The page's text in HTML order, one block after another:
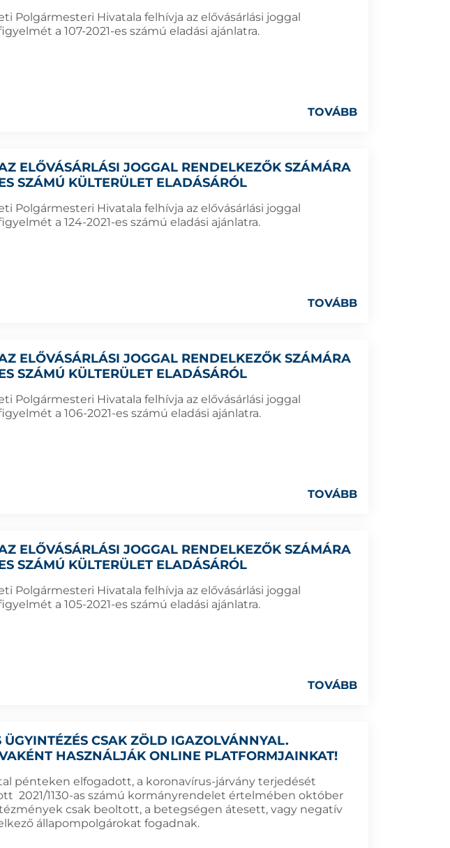
Polgármesteri Hivatala felhívja az elővásárlási joggal
a 107-2021-es számú eladási ajánlatra.
TOVÁBB
ELŐVÁSÁRLÁSI JOGGAL RENDELKEZŐK SZÁMÁRA
SZÁMÚ KÜLTERÜLET ELADÁSÁRÓL
Polgármesteri Hivatala felhívja az elővásárlási joggal
a 124-2021-es számú eladási ajánlatra.
TOVÁBB
ELŐVÁSÁRLÁSI JOGGAL RENDELKEZŐK SZÁMÁRA
SZÁMÚ KÜLTERÜLET ELADÁSÁRÓL
Polgármesteri Hivatala felhívja az elővásárlási joggal
a 106-2021-es számú eladási ajánlatra.
TOVÁBB
ELŐVÁSÁRLÁSI JOGGAL RENDELKEZŐK SZÁMÁRA
SZÁMÚ KÜLTERÜLET ELADÁSÁRÓL
Polgármesteri Hivatala felhívja az elővásárlási joggal
a 105-2021-es számú eladási ajánlatra.
TOVÁBB
ÜGYINTÉZÉS CSAK ZÖLD IGAZOLVÁNNYAL.
HASZNÁLJÁK ONLINE PLATFORMJAINKAT!
pénteken elfogadott, a koronavírus-járvány terjedését
2021/1130-as számú kormányrendelet értelmében október
csak beoltott, a betegségen átesett, vagy negatív
állapompolgárokat fogadnak.